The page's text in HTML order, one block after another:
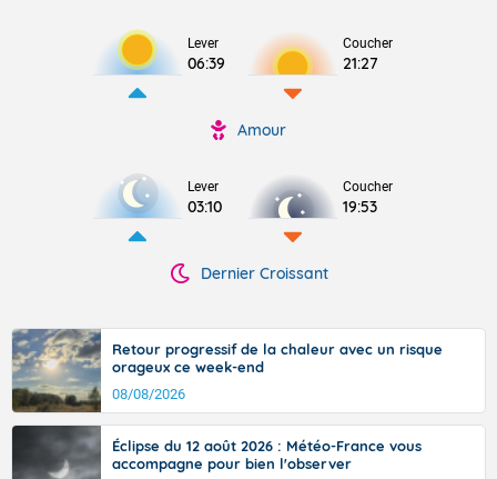
Lever
06:39
Coucher
21:27
Amour
Lever
03:10
Coucher
19:53
Dernier Croissant
Retour progressif de la chaleur avec un risque
orageux ce week-end
08/08/2026
Éclipse du 12 août 2026 : Météo-France vous
accompagne pour bien l'observer